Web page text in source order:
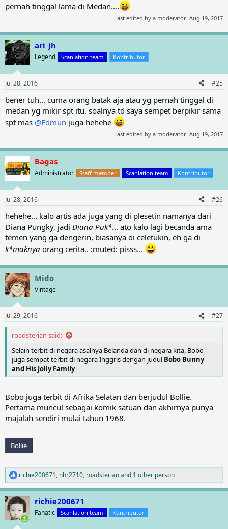
pernah tinggal lama di Medan....
Last edited by a moderator: Aug 19, 2017
ari_jh
Legend Scanlation team Kontributor
Jul 28, 2016 #25
bener tuh... cuma orang batak aja atau yg pernah tinggal di
medan yg mikir spt itu. soalnya td saya sempet berpikir sama
spt mas @Edmun juga hehehe
Last edited by a moderator: Aug 19, 2017
Bagas
Administrator Staff member Scanlation team Kontributor
Jul 28, 2016 #26
hehehe... kalo artis ada juga yang di plesetin namanya dari
Diana Pungky, jadi Diana Puk*... ato kalo lagi becanda ama
temen yang ga dengerin, biasanya di celetukin, eh ga di
k*maknya orang cerita.. :muted: pisss...
Mido
Vintage
Jul 29, 2016 #27
roadsterian said:
Selain terbit di negara asalnya Belanda dan di negara kita, Bobo
juga sempat terbit di negara Inggris dengan judul Bobo Bunny
and His Jolly Family
Bobo juga terbit di Afrika Selatan dan berjudul Bollie.
Pertama muncul sebagai komik satuan dan akhirnya punya
majalah sendiri mulai tahun 1968.
Bollie
R
e
a
c
t
i
richie200671, nhr2710, roadsterianand 1 other person
richie200671
Fanatic Scanlation team Kontributor